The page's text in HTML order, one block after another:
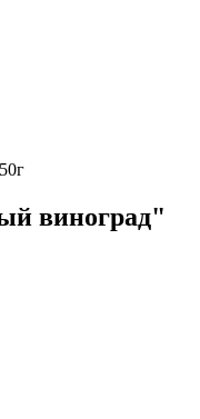
виноград"